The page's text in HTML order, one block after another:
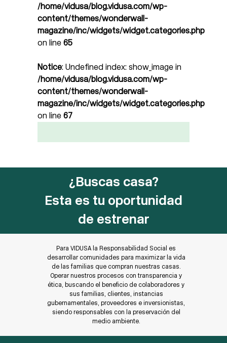
/home/vidusa/blog.vidusa.com/wp-
content/themes/wonderwall-
magazine/inc/widgets/widget.categories.php
on line 65
Notice: Undefined index: show_image in
/home/vidusa/blog.vidusa.com/wp-
content/themes/wonderwall-
magazine/inc/widgets/widget.categories.php
on line 67
¿Buscas casa?
Esta es tu oportunidad
de estrenar
Para VIDUSA la Responsabilidad Social es
desarrollar comunidades para maximizar la vida
de las familias que compran nuestras casas.
Operar nuestros procesos con transparencia y
ética, buscando el beneficio de colaboradores y
sus familias, clientes, instancias
gubernamentales, proveedores e inversionistas,
siendo responsables con la preservación del
medio ambiente.